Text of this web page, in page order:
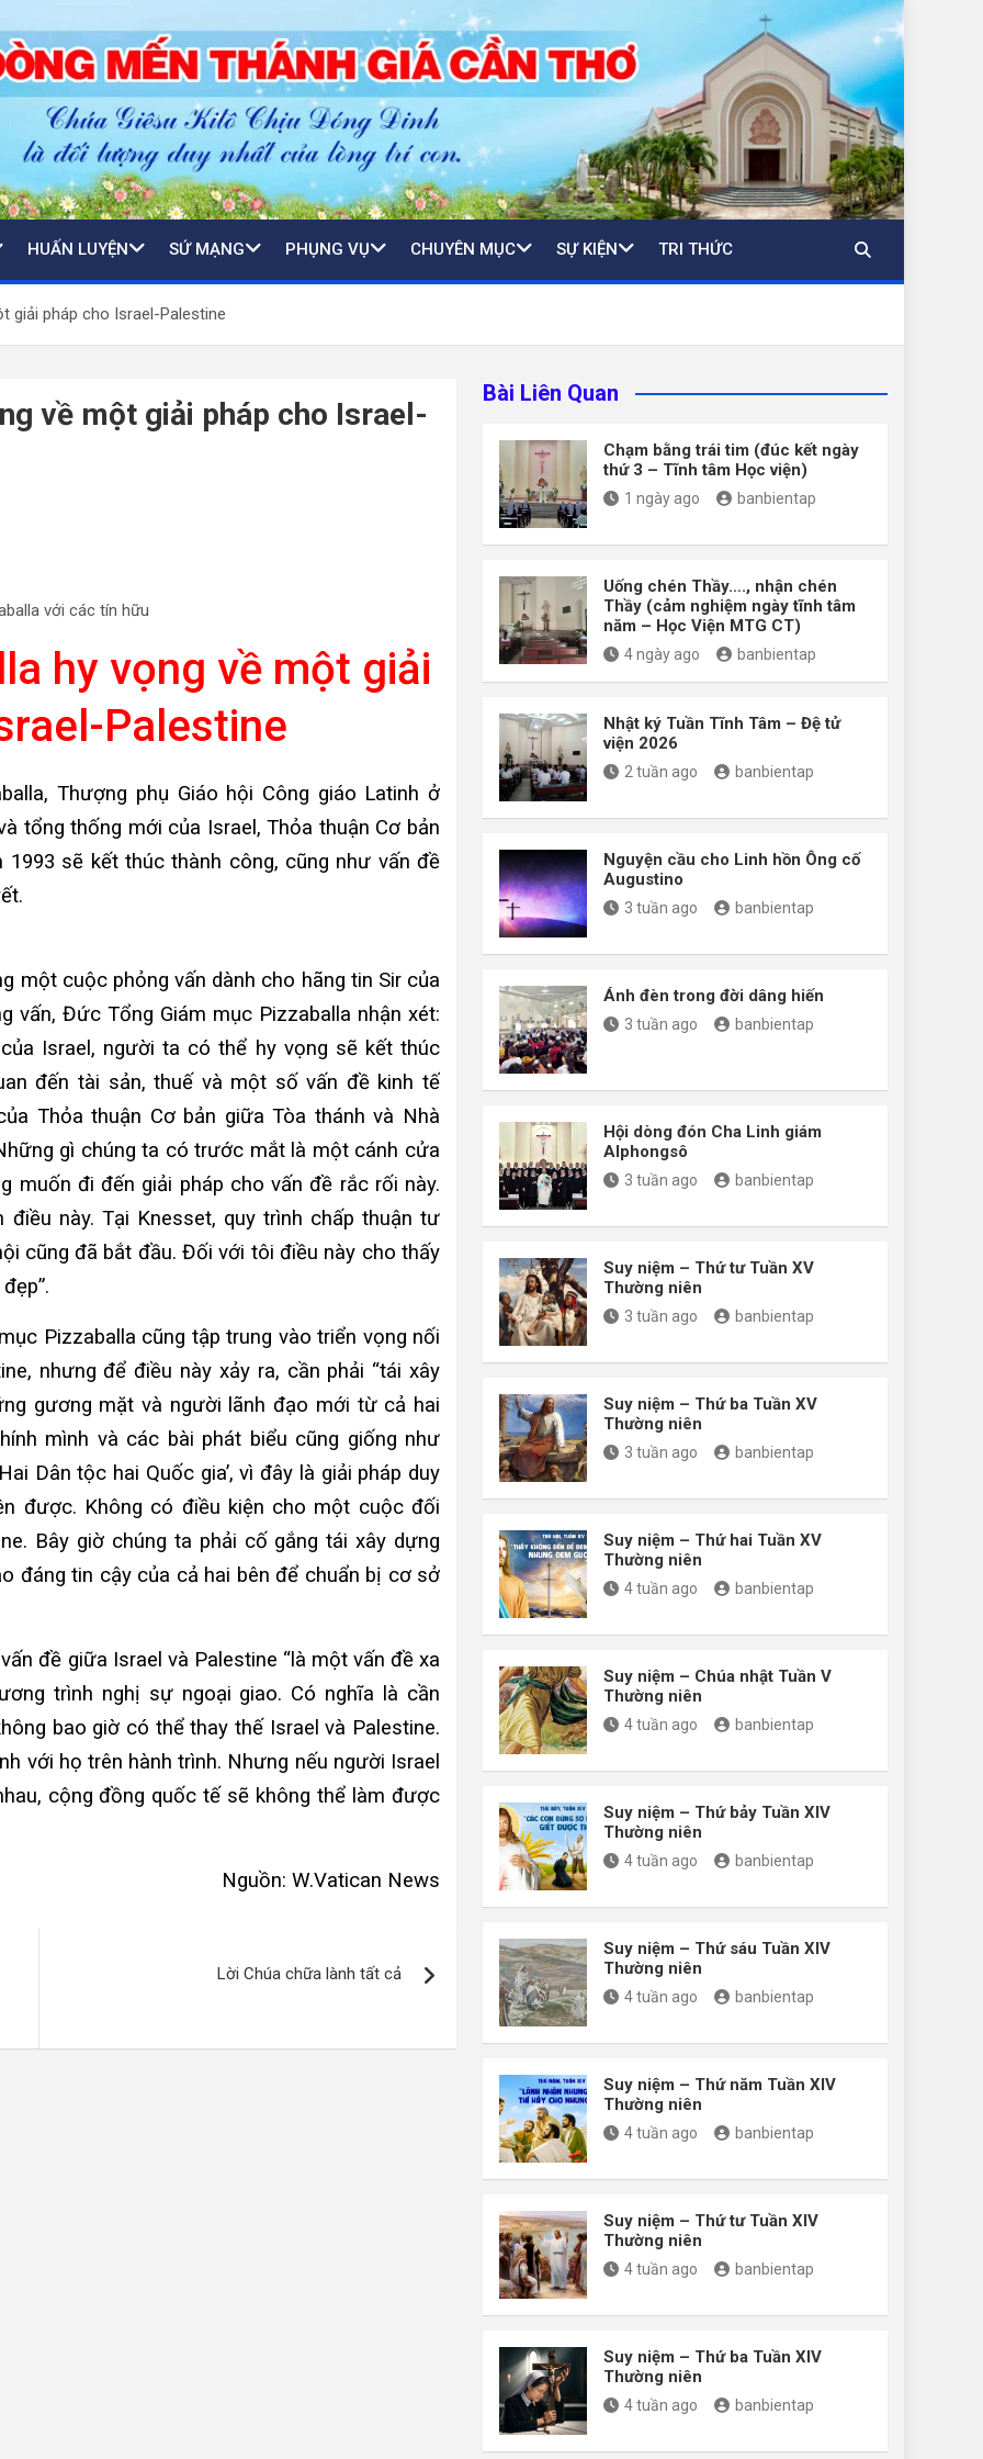
HUẤN LUYỆN SỨ MẠNG PHỤNG VỤ CHUYÊN MỤC SỰ KIỆN TRI THỨC
giải pháp cho Israel-Palestine
về một giải pháp cho Israel-
với các tín hữu
hy vọng về một giải
Palestine
Thượng phụ Giáo hội Công giáo Latinh ở
tổng thống mới của Israel, Thỏa thuận Cơ bản
sẽ kết thúc thành công, cũng như vấn đề
một cuộc phỏng vấn dành cho hãng tin Sir của
vấn, Đức Tổng Giám mục Pizzaballa nhận xét:
Israel, người ta có thể hy vọng sẽ kết thúc
đến tài sản, thuế và một số vấn đề kinh tế
Thỏa thuận Cơ bản giữa Tòa thánh và Nhà
gì chúng ta có trước mắt là một cánh cửa
muốn đi đến giải pháp cho vấn đề rắc rối này.
này. Tại Knesset, quy trình chấp thuận tư
cũng đã bắt đầu. Đối với tôi điều này cho thấy
Pizzaballa cũng tập trung vào triển vọng nối
nhưng để điều này xảy ra, cần phải “tái xây
gương mặt và người lãnh đạo mới từ cả hai
mình và các bài phát biểu cũng giống như
Dân tộc hai Quốc gia’, vì đây là giải pháp duy
được. Không có điều kiện cho một cuộc đối
Bây giờ chúng ta phải cố gắng tái xây dựng
đáng tin cậy của cả hai bên để chuẩn bị cơ sở
đề giữa Israel và Palestine “là một vấn đề xa
trình nghị sự ngoại giao. Có nghĩa là cần
bao giờ có thể thay thế Israel và Palestine.
với họ trên hành trình. Nhưng nếu người Israel
cộng đồng quốc tế sẽ không thể làm được
Nguồn: W.Vatican News
Lời Chúa chữa lành tất cả
Bài Liên Quan
Chạm bằng trái tim (đúc kết ngày
thứ 3 – Tĩnh tâm Học viện)
1 ngày ago banbientap
Uống chén Thầy…., nhận chén
Thầy (cảm nghiệm ngày tĩnh tâm
năm – Học Viện MTG CT)
4 ngày ago banbientap
Nhật ký Tuần Tĩnh Tâm – Đệ tử
viện 2026
2 tuần ago banbientap
Nguyện cầu cho Linh hồn Ông cố
Augustino
3 tuần ago banbientap
Ánh đèn trong đời dâng hiến
3 tuần ago banbientap
Hội dòng đón Cha Linh giám
Alphongsô
3 tuần ago banbientap
Suy niệm – Thứ tư Tuần XV
Thường niên
3 tuần ago banbientap
Suy niệm – Thứ ba Tuần XV
Thường niên
3 tuần ago banbientap
Suy niệm – Thứ hai Tuần XV
Thường niên
4 tuần ago banbientap
Suy niệm – Chúa nhật Tuần V
Thường niên
4 tuần ago banbientap
Suy niệm – Thứ bảy Tuần XIV
Thường niên
4 tuần ago banbientap
Suy niệm – Thứ sáu Tuần XIV
Thường niên
4 tuần ago banbientap
Suy niệm – Thứ năm Tuần XIV
Thường niên
4 tuần ago banbientap
Suy niệm – Thứ tư Tuần XIV
Thường niên
4 tuần ago banbientap
Suy niệm – Thứ ba Tuần XIV
Thường niên
4 tuần ago banbientap